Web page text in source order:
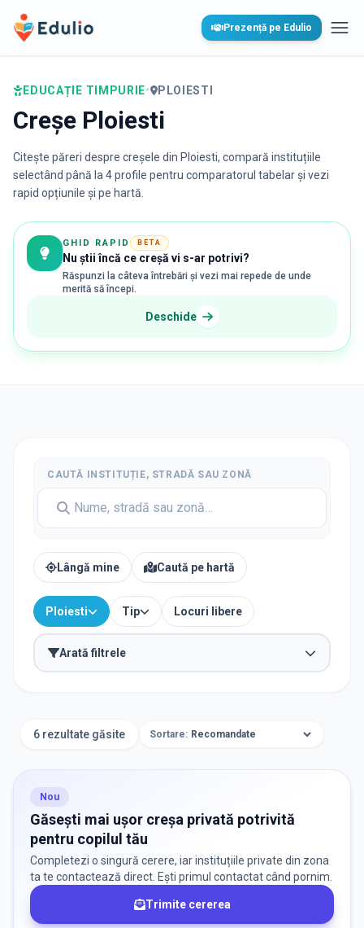
Edulio Prezență pe Edulio
EDUCAȚIE TIMPURIE• PLOIESTI
Creșe Ploiesti
Citește păreri despre creșele din Ploiesti, compară instituțiile
selectând până la 4 profile pentru comparatorul tabelar și vezi
rapid opțiunile și pe hartă.
GHID RAPID BETA
Nu știi încă ce creșă vi s-ar potrivi?
Răspunzi la câteva întrebări și vezi mai repede de unde
merită să începi.
Deschide
CAUTĂ INSTITUȚIE, STRADĂ SAU ZONĂ
Lângă mine Caută pe hartă
Ploiesti Tip Locuri libere
Arată filtrele
6 rezultate găsite Sortare:
Nou
Găsești mai ușor creșa privată potrivită
pentru copilul tău
Completezi o singură cerere, iar instituțiile private din zona
ta te contactează direct. Ești primul contactat când pornim.
Trimite cererea